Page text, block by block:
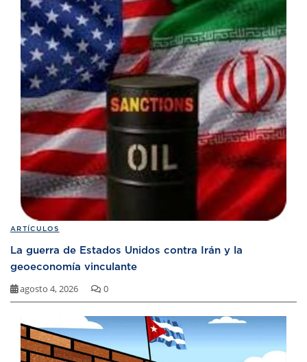
ARTÍCULOS
La guerra de Estados Unidos contra Irán y la
geoeconomía vinculante
agosto 4, 2026 0